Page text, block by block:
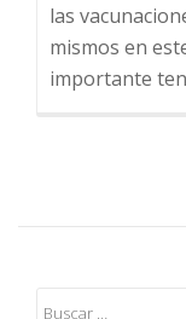
las
mismos en
importante